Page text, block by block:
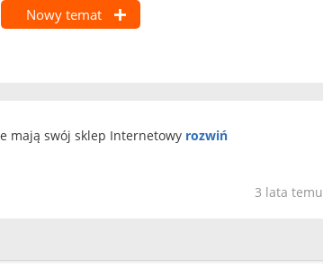
Nowy temat
mają swój sklep Internetowy rozwiń
3 lata temu